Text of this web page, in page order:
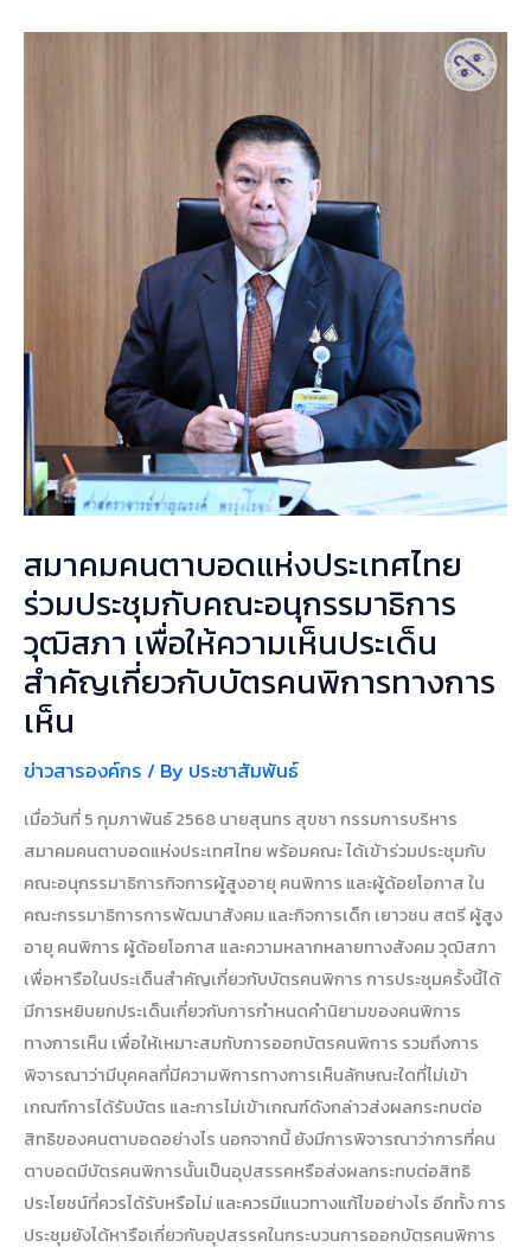
สมาคมคนตาบอดแห่งประเทศไทย
ร่วมประชุมกับคณะอนุกรรมาธิการ
วุฒิสภา เพื่อให้ความเห็นประเด็น
สำคัญเกี่ยวกับบัตรคนพิการทางการ
เห็น
ข่าวสารองค์กร / By ประชาสัมพันธ์
เมื่อวันที่ 5 กุมภาพันธ์ 2568 นายสุนทร สุขชา กรรมการบริหาร
สมาคมคนตาบอดแห่งประเทศไทย พร้อมคณะ ได้เข้าร่วมประชุมกับ
คณะอนุกรรมาธิการกิจการผู้สูงอายุ คนพิการ และผู้ด้อยโอกาส ใน
คณะกรรมาธิการการพัฒนาสังคม และกิจการเด็ก เยาวชน สตรี ผู้สูง
อายุ คนพิการ ผู้ด้อยโอกาส และความหลากหลายทางสังคม วุฒิสภา
เพื่อหารือในประเด็นสำคัญเกี่ยวกับบัตรคนพิการ การประชุมครั้งนี้ได้
มีการหยิบยกประเด็นเกี่ยวกับการกำหนดคำนิยามของคนพิการ
ทางการเห็น เพื่อให้เหมาะสมกับการออกบัตรคนพิการ รวมถึงการ
พิจารณาว่ามีบุคคลที่มีความพิการทางการเห็นลักษณะใดที่ไม่เข้า
เกณฑ์การได้รับบัตร และการไม่เข้าเกณฑ์ดังกล่าวส่งผลกระทบต่อ
สิทธิของคนตาบอดอย่างไร นอกจากนี้ ยังมีการพิจารณาว่าการที่คน
ตาบอดมีบัตรคนพิการนั้นเป็นอุปสรรคหรือส่งผลกระทบต่อสิทธิ
ประโยชน์ที่ควรได้รับหรือไม่ และควรมีแนวทางแก้ไขอย่างไร อีกทั้ง การ
ประชุมยังได้หารือเกี่ยวกับอุปสรรคในกระบวนการออกบัตรคนพิการ
กรรมาธิการ
วุฒิสภา
เพื่อ
ให้
ความ
ประเด็น
สำคัญ
เกี่ยว
กับ
บัตร
คน
ทางการ
เห็น